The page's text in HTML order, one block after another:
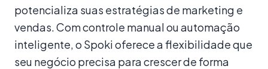
potencializa suas estratégias de marketing e
vendas. Com controle manual ou automação
inteligente, o Spoki oferece a flexibilidade que
seu negócio precisa para crescer de forma